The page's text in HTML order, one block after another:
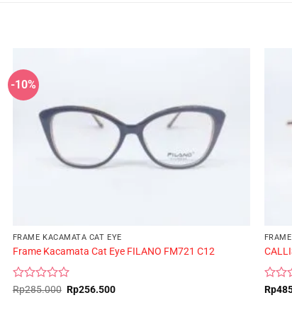
-10%
FRAME KACAMATA CAT EYE
Frame Kacamata Cat Eye FILANO FM721 C12
Rated
Rp285.000 Original
price
Rp256.500Current
Rated
Rp